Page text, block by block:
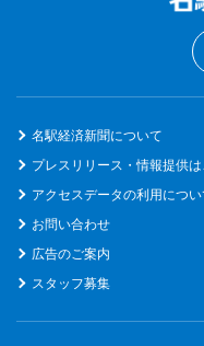
名駅経済新聞について
プレスリリース・情報提供
アクセスデータの利用につい
お問い合わせ
広告のご案内
スタッフ募集